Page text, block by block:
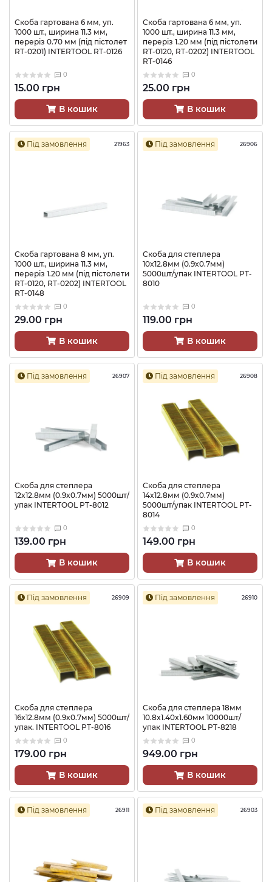
Скоба гартована 6 мм, уп.
1000 шт., ширина 11.3 мм,
переріз 0.70 мм (під пістолет
RT-0201) INTERTOOL RT-0126
0
15.00 грн
В кошик
Скоба гартована 6 мм, уп.
1000 шт., ширина 11.3 мм,
переріз 1.20 мм (під пістолети
RT-0120, RT-0202) INTERTOOL
RT-0146
0
25.00 грн
В кошик
Під замовлення 21963
Скоба гартована 8 мм, уп.
1000 шт., ширина 11.3 мм,
переріз 1.20 мм (під пістолети
RT-0120, RT-0202) INTERTOOL
RT-0148
0
29.00 грн
В кошик
Під замовлення 26906
Скоба для степлера
10x12.8мм (0.9x0.7мм)
5000шт/упак INTERTOOL PT-
8010
0
119.00 грн
В кошик
Під замовлення 26907
Скоба для степлера
12x12.8мм (0.9x0.7мм) 5000шт/
упак INTERTOOL PT-8012
0
139.00 грн
В кошик
Під замовлення 26908
Скоба для степлера
14x12.8мм (0.9x0.7мм)
5000шт/упак INTERTOOL PT-
8014
0
149.00 грн
В кошик
Під замовлення 26909
Скоба для степлера
16x12.8мм (0.9x0.7мм) 5000шт/
упак. INTERTOOL PT-8016
0
179.00 грн
В кошик
Під замовлення 26910
Скоба для степлера 18мм
10.8x1.40x1.60мм 10000шт/
упак INTERTOOL PT-8218
0
949.00 грн
В кошик
Під замовлення 26911 Під замовлення 26903